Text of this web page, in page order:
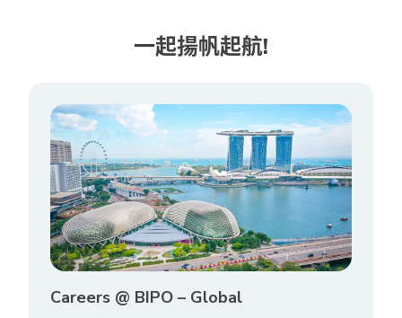
一起揚帆起航!
Careers @ BIPO – Global